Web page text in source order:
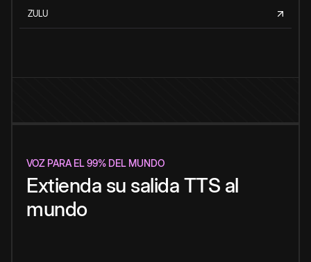
ZULU
VOZ PARA EL 99% DEL MUNDO
Extienda su salida TTS al
mundo